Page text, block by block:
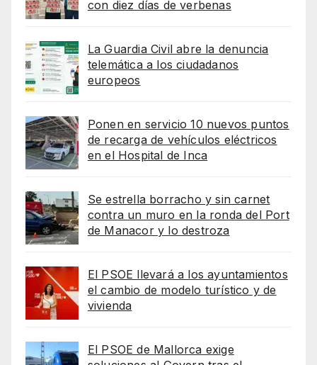
con diez días de verbenas
La Guardia Civil abre la denuncia
telemática a los ciudadanos
europeos
Ponen en servicio 10 nuevos puntos
de recarga de vehículos eléctricos
en el Hospital de Inca
Se estrella borracho y sin carnet
contra un muro en la ronda del Port
de Manacor y lo destroza
El PSOE llevará a los ayuntamientos
el cambio de modelo turístico y de
vivienda
El PSOE de Mallorca exige